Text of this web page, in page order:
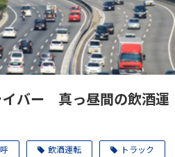
イバー 真っ昼間の飲酒運
飲酒運転 トラック